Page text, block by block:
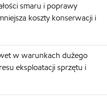
smaru i poprawy
koszty konserwacji i
w warunkach dużego
eksploatacji sprzętu i